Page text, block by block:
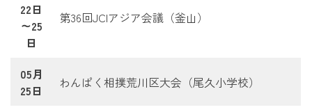
22日
～25
日
第36回JCIアジア会議（釜山）
05月
25日
わんぱく相撲荒川区大会（尾久小学校）